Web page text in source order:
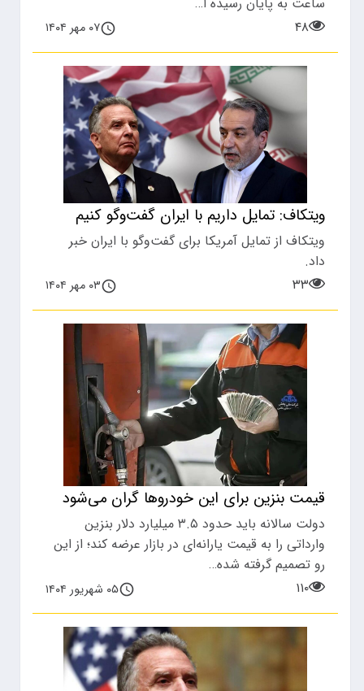
۴۸
۰۷ مهر ۱۴۰۴
ویتکاف: تمایل داریم با ایران گفت‌وگو کنیم
ویتکاف از تمایل آمریکا برای گفت‌وگو با ایران خبر
داد.
۳۳
۰۳ مهر ۱۴۰۴
قیمت بنزین برای این خودروها گران می‌شود
دولت سالانه باید حدود ۳.۵ میلیارد دلار بنزین
وارداتی را به قیمت یارانه‌ای در بازار عرضه کند؛ از این
رو تصمیم گرفته شده…
۱۱۰
۰۵ شهریور ۱۴۰۴